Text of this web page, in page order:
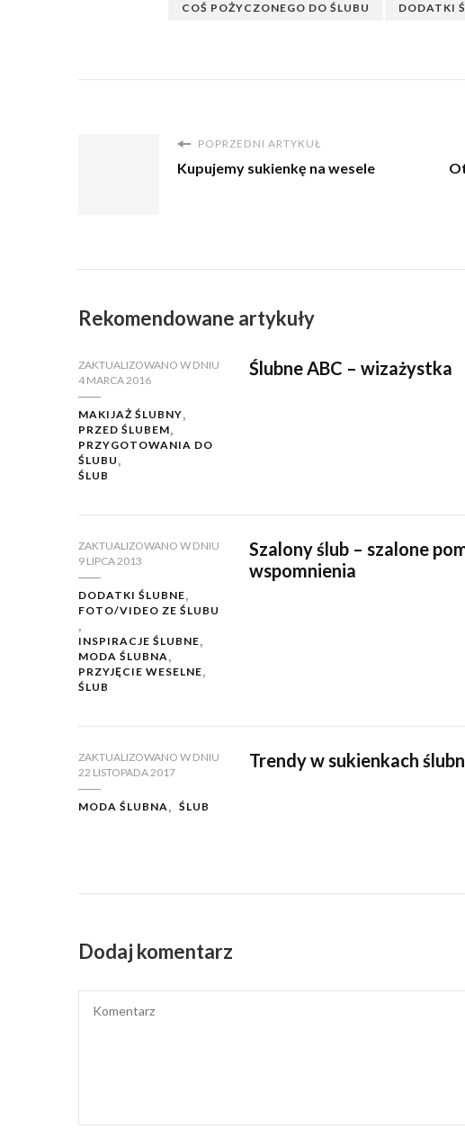
COŚ POŻYCZONEGO DO ŚLUBU DODATKI
POPRZEDNI ARTYKUŁ
Kupujemy sukienkę na wesele
Rekomendowane artykuły
ZAKTUALIZOWANO W DNIU
4 MARCA 2016
MAKIJAŻ ŚLUBNY
PRZED ŚLUBEM
PRZYGOTOWANIA DO
ŚLUBU
ŚLUB
Ślubne ABC – wizażystka
ZAKTUALIZOWANO W DNIU
9 LIPCA 2013
DODATKI ŚLUBNE
FOTO/VIDEO ZE ŚLUBU
INSPIRACJE ŚLUBNE
MODA ŚLUBNA
PRZYJĘCIE WESELNE
ŚLUB
Szalony ślub – szalone
wspomnienia
ZAKTUALIZOWANO W DNIU
22 LISTOPADA 2017
MODA ŚLUBNA ŚLUB
Trendy w sukienkach
Dodaj komentarz